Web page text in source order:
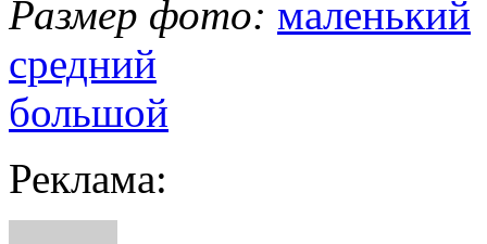
Размер фото: маленький
средний
большой
Реклама: